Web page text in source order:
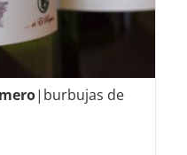
|burbujas de